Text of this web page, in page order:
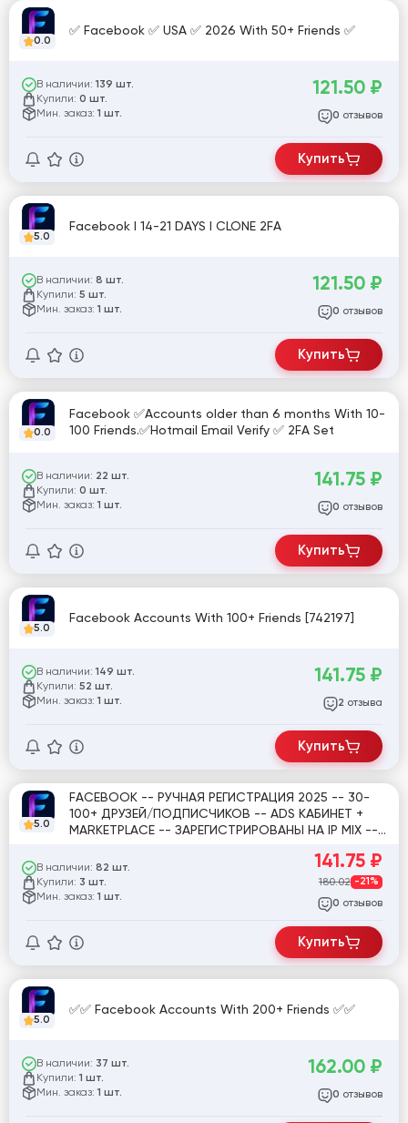
0.0
✅ Facebook ✅ USA ✅ 2026 With 50+ Friends ✅
В наличии: 139 шт.
Купили: 0 шт.
Мин. заказ: 1 шт.
121.50 ₽
0 отзывов
Купить
5.0
Facebook I 14-21 DAYS I CLONE 2FA
В наличии: 8 шт.
Купили: 5 шт.
Мин. заказ: 1 шт.
121.50 ₽
0 отзывов
Купить
0.0
Facebook ✅Accounts older than 6 months With 10-
100 Friends.✅Hotmail Email Verify ✅ 2FA Set
В наличии: 22 шт.
Купили: 0 шт.
Мин. заказ: 1 шт.
141.75 ₽
0 отзывов
Купить
5.0
Facebook Accounts With 100+ Friends [742197]
В наличии: 149 шт.
Купили: 52 шт.
Мин. заказ: 1 шт.
141.75 ₽
2 отзыва
Купить
5.0
FACEBOOK -- РУЧНАЯ РЕГИСТРАЦИЯ 2025 -- 30-
100+ ДРУЗЕЙ/ПОДПИСЧИКОВ -- ADS КАБИНЕТ +
MARKETPLACE -- ЗАРЕГИСТРИРОВАНЫ НА IP MIX --
В наличии: 82 шт.
Купили: 3 шт.
Мин. заказ: 1 шт.
141.75 ₽
180.02 -21%
0 отзывов
Купить
5.0
✅✅ Facebook Accounts With 200+ Friends ✅✅
В наличии: 37 шт.
Купили: 1 шт.
Мин. заказ: 1 шт.
162.00 ₽
0 отзывов